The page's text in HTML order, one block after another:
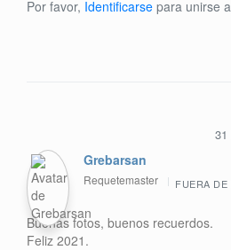
Por favor, Identificarse para unirse
31
Grebarsan
Requetemaster FUERA DE
Buenas fotos, buenos recuerdos.
Feliz 2021.